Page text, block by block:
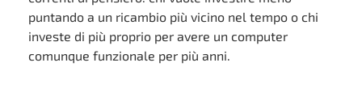
puntando a un ricambio più vicino nel tempo o chi
investe di più proprio per avere un computer
comunque funzionale per più anni.